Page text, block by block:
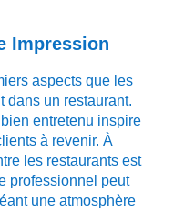
Impression
aspects que les
dans un restaurant.
entretenu inspire
à revenir. À
les restaurants est
professionnel peut
une atmosphère